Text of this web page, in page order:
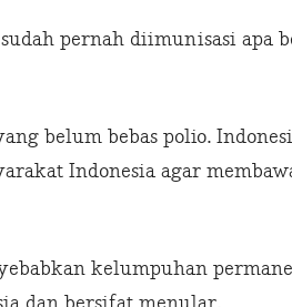
pernah diimunisasi
belum bebas polio.
Indonesia agar
kelumpuhan